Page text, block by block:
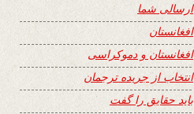
ارسالی شما
افغانستان
افغانستان و دموکراسی
انتخاب از جریده ترجمان
باید حقایق را گفت